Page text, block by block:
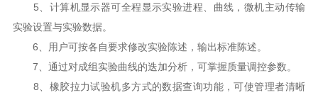
5、计算机显示器可全程显示实验进程、曲线，微机主动传输
实验设置与实验数据。
6、用户可按各自要求修改实验陈述，输出标准陈述。
7、通过对成组实验曲线的迭加分析，可掌握质量调控参数。
8、橡胶拉力试验机多方式的数据查询功能，可使管理者清晰